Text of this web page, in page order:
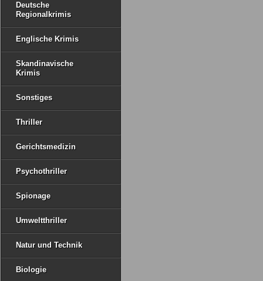
Deutsche
Regionalkrimis
Englische Krimis
Skandinavische
Krimis
Sonstiges
Thriller
Gerichtsmedizin
Psychothriller
Spionage
Umweltthriller
Natur und Technik
Biologie